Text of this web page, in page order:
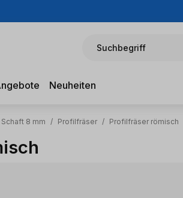
Suchbegriff
Neuheiten
Schaft 8 mm / Profilfräser / Profilfräser römisch